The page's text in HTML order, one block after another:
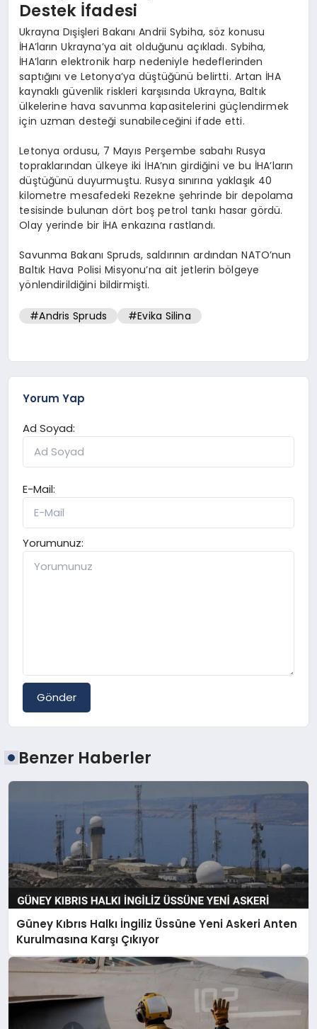
Destek İfadesi
Ukrayna Dışişleri Bakanı Andrii Sybiha, söz konusu
İHA’ların Ukrayna’ya ait olduğunu açıkladı. Sybiha,
İHA’ların elektronik harp nedeniyle hedeflerinden
saptığını ve Letonya’ya düştüğünü belirtti. Artan İHA
kaynaklı güvenlik riskleri karşısında Ukrayna, Baltık
ülkelerine hava savunma kapasitelerini güçlendirmek
için uzman desteği sunabileceğini ifade etti.
Letonya ordusu, 7 Mayıs Perşembe sabahı Rusya
topraklarından ülkeye iki İHA’nın girdiğini ve bu İHA’ların
düştüğünü duyurmuştu. Rusya sınırına yaklaşık 40
kilometre mesafedeki Rezekne şehrinde bir depolama
tesisinde bulunan dört boş petrol tankı hasar gördü.
Olay yerinde bir İHA enkazına rastlandı.
Savunma Bakanı Spruds, saldırının ardından NATO’nun
Baltık Hava Polisi Misyonu’na ait jetlerin bölgeye
yönlendirildiğini bildirmişti.
#Andris Spruds #Evika Silina
Yorum Yap
Ad Soyad:
E-Mail:
Yorumunuz:
Gönder
Benzer Haberler
Güney Kıbrıs Halkı İngiliz Üssüne Yeni Askeri Anten
Kurulmasına Karşı Çıkıyor